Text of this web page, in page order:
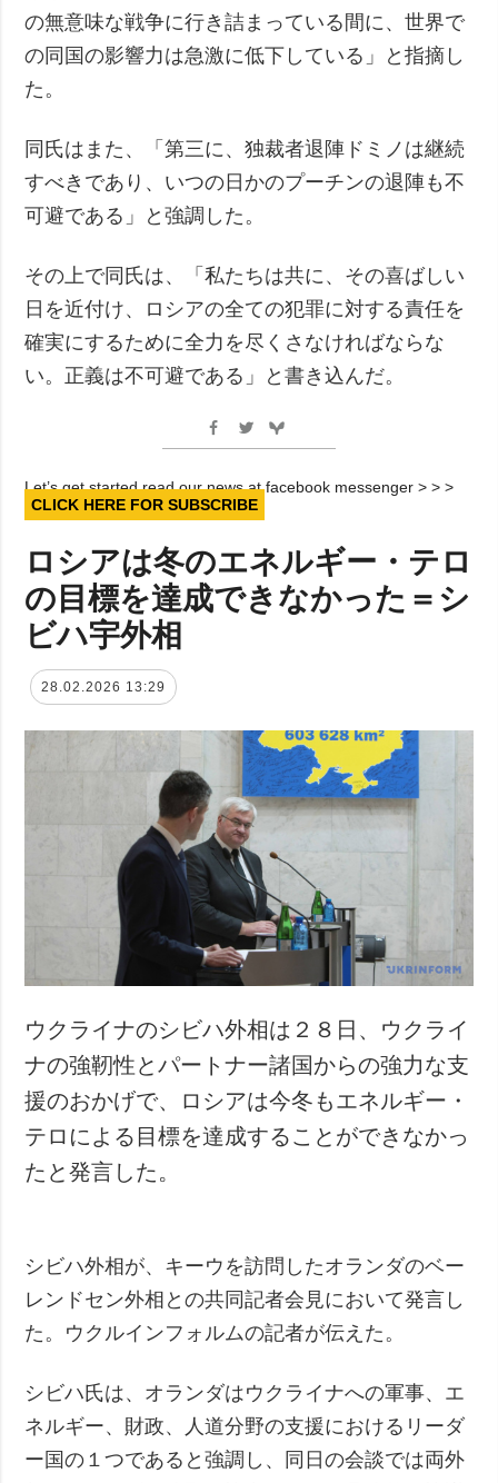
の無意味な戦争に行き詰まっている間に、世界で
の同国の影響力は急激に低下している」と指摘し
た。
同氏はまた、「第三に、独裁者退陣ドミノは継続
すべきであり、いつの日かのプーチンの退陣も不
可避である」と強調した。
その上で同氏は、「私たちは共に、その喜ばしい
日を近付け、ロシアの全ての犯罪に対する責任を
確実にするために全力を尽くさなければならな
い。正義は不可避である」と書き込んだ。
Let’s get started read our news at facebook messenger > > >
CLICK HERE FOR SUBSCRIBE
ロシアは冬のエネルギー・テロ
の目標を達成できなかった＝シ
ビハ宇外相
28.02.2026 13:29
ウクライナのシビハ外相は２８日、ウクライ
ナの強靭性とパートナー諸国からの強力な支
援のおかげで、ロシアは今冬もエネルギー・
テロによる目標を達成することができなかっ
たと発言した。
シビハ外相が、キーウを訪問したオランダのベー
レンドセン外相との共同記者会見において発言し
た。ウクルインフォルムの記者が伝えた。
シビハ氏は、オランダはウクライナへの軍事、エ
ネルギー、財政、人道分野の支援におけるリーダ
ー国の１つであると強調し、同日の会談では両外